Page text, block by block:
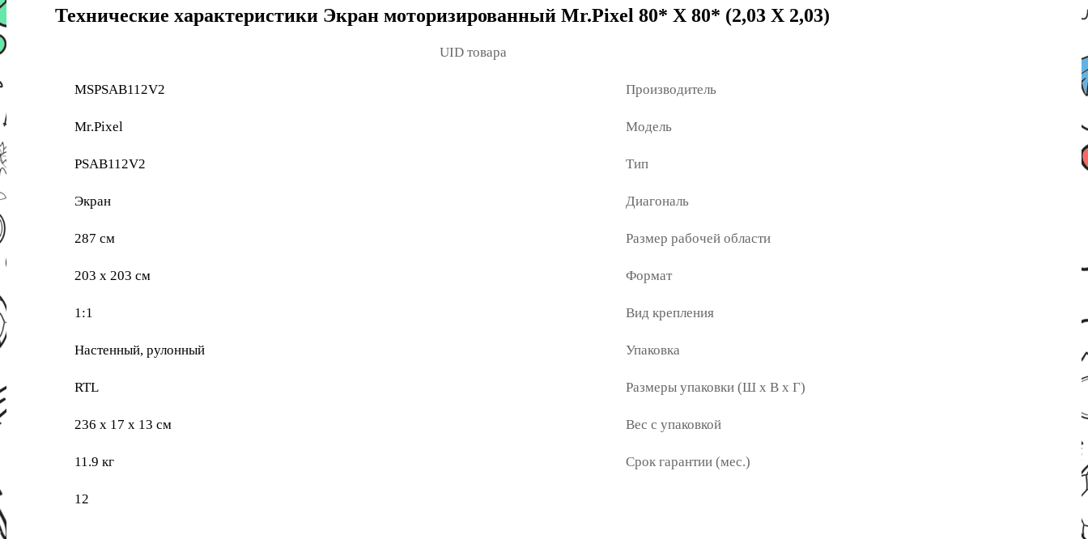
Технические характеристики Экран моторизированный Mr.Pixel 80* X 80* (2,03 X 2,03)
UID товара
MSPSAB112V2 Производитель
Mr.Pixel Модель
PSAB112V2 Тип
Экран Диагональ
287 см Размер рабочей области
203 x 203 см Формат
1:1 Вид крепления
Настенный, рулонный Упаковка
RTL Размеры упаковки (Ш х В х Г)
236 х 17 х 13 см Вес с упаковкой
11.9 кг Срок гарантии (мес.)
12